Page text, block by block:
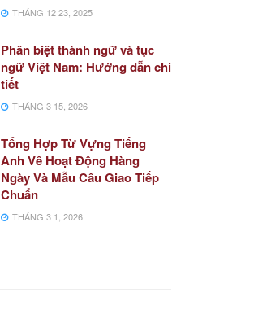
THÁNG 12 23, 2025
Phân biệt thành ngữ và tục
ngữ Việt Nam: Hướng dẫn chi
tiết
THÁNG 3 15, 2026
Tổng Hợp Từ Vựng Tiếng
Anh Về Hoạt Động Hàng
Ngày Và Mẫu Câu Giao Tiếp
Chuẩn
THÁNG 3 1, 2026